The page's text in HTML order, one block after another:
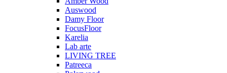
Auswood
Damy Floor
FocusFloor
Karelia
Lab arte
LIVING TREE
Patreeca